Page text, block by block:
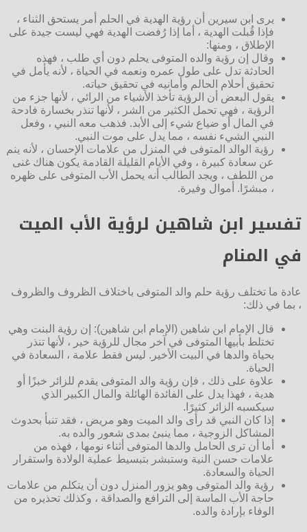
يرى ابن سيرين أن رؤية الهدية في الحلم أمر يستحق الثناء ،
فإذا قُبلت الهدية ، أما إذا رُفضت الهدية فهي ليست جيدة على
الإطلاق ، ومنها:
وقال إن رؤية والده المتوفى يحلم دون أي طلب ، فهذه
الحادثة تدل على طول عمره ونعمه في الحياة ، لأنه يأمل في
تحقيق أحلام الحالم وأمانيه في تحقيق حياته.
يقول البعض أن الرؤية تأخذ الأشياء من الرائي ، لأنها جزء من
الرؤية ، فهي تحمل الكثير من الشر ، لأنها تنذر بخسارة فادحة
في المال أو ضياع شيء إلى الأبد. فذهب معه النبي ، وفعل
النبي الشيء نفسه ، مما يدل على موت النبي.
رؤية الوالد المتوفى في المنزل من علامات الإحسان ، لأنه ينم
عن سعادة كبيرة ، وفي الأيام القليلة القادمة يكون هناك غنى
من اللطف ، ويجد الطالب أنه يحمل الأب المتوفى على ظهره
، مبشرًا. أموال وفيرة.
تفسير ابن شاهين لرؤية الأب الميت
في المنام
عادة ما تختلف رؤية حلم والد المتوفى باختلاف الظروف والظروف
، بما في ذلك:
قال الإمام ابن شاهين (الإمام ابن شاهين): إن رؤية البنت وهي
تختلط بأبيها المتوفى في آخر مجال للرؤية خير ، لأنها تنذر
بحياة والدها في البيت الأخير. ليس فقط علامة ، السعادة في
الحياة.
علاوة على ذلك ، فإن رؤية والد المتوفى يقدم للزائر خبزًا أو
هدية ، فهذا يدل على الفائدة الهائلة والمال الكبير الذي
سيكسبه الزائر كثيرًا.
إذا كان النبي قد رأى والد الميت وهو مريض ، فقد تنبأ بحدوث
المشاكل الزوجية ، مما ينبئ بمدى شعور والده به.
أما أن ترى الحامل والدها المتوفى أثناء نومها ، فهذه من
علامات حسن النية وستبشر بتبسيط عملية الولادة واستقرار
الحياة والسعادة.
رؤية والد المتوفى وهو يزور المنزل دون أن يتكلم من علامات
حاجة الأب الماسة إلى الترافع والصداقة ، وكذلك تحذيره من
الوفاء بإرادة والده.